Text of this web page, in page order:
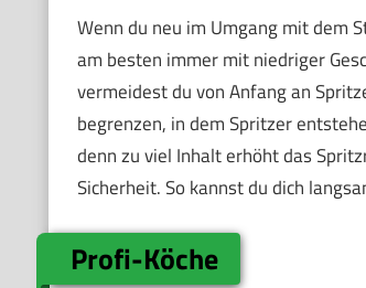
Wenn du neu im Umgang mit dem
am besten immer mit niedriger
vermeidest du von Anfang an
begrenzen, in dem Spritzer
denn zu viel Inhalt erhöht das
Sicherheit. So kannst du dich
Profi-Köche